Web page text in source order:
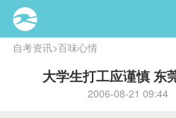
自考资讯>百味心情
大学生打工应谨慎 东
2006-08-21 09:44